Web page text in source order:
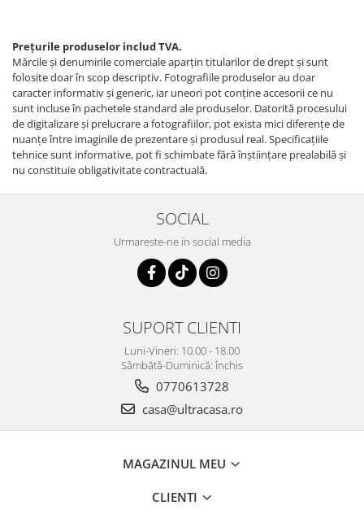
Prețurile produselor includ TVA.
Mărcile și denumirile comerciale aparțin titularilor de drept şi sunt
folosite doar în scop descriptiv. Fotografiile produselor au doar
caracter informativ şi generic, iar uneori pot conţine accesorii ce nu
sunt incluse în pachetele standard ale produselor. Datorită procesului
de digitalizare și prelucrare a fotografiilor, pot exista mici diferențe de
nuanțe între imaginile de prezentare și produsul real. Specificaţiile
tehnice sunt informative, pot fi schimbate fără înştiinţare prealabilă şi
nu constituie obligativitate contractuală.
SOCIAL
Urmareste-ne in social media
SUPORT CLIENTI
Luni-Vineri: 10.00 - 18.00
Sâmbătă-Duminică: închis
0770613728
casa@ultracasa.ro
MAGAZINUL MEU
CLIENTI